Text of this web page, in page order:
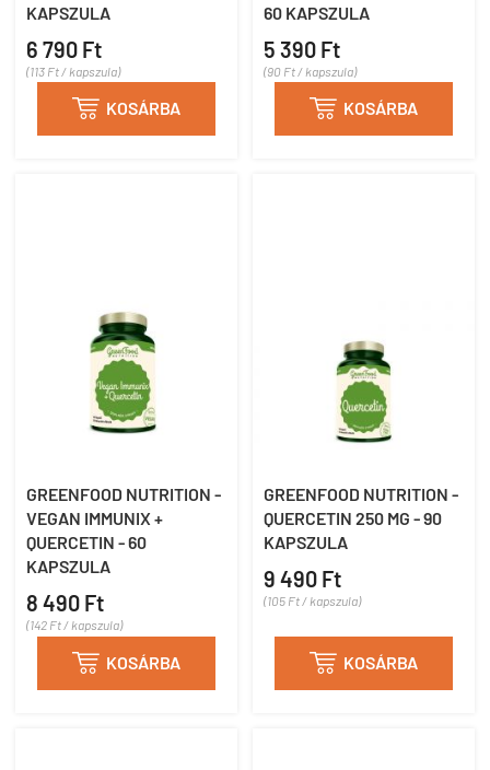
KAPSZULA
6 790 Ft
(113 Ft / kapszula)
 KOSÁRBA
60 KAPSZULA
5 390 Ft
(90 Ft / kapszula)
 KOSÁRBA
GREENFOOD NUTRITION -
VEGAN IMMUNIX +
QUERCETIN - 60
KAPSZULA
8 490 Ft
(142 Ft / kapszula)
 KOSÁRBA
GREENFOOD NUTRITION -
QUERCETIN 250 MG - 90
KAPSZULA
9 490 Ft
(105 Ft / kapszula)
 KOSÁRBA